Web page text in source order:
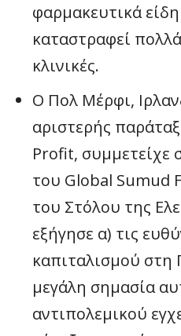
φαρμακευτικά
καταστραφεί
κλινικές.
Ο Πολ Μέρφι,
αριστερής
Profit, συμμετείχε
του Global Sumud
του Στόλου της
εξήγησε α) τις
καπιταλισμού στη
μεγάλη σημασία
αντιπολεμικού